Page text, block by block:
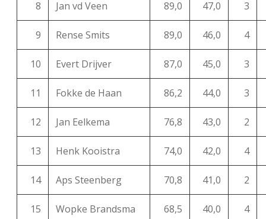
8 Jan vd Veen 89,0 47,0 3
9 Rense Smits 89,0 46,0 4
10 Evert Drijver 87,0 45,0 3
11 Fokke de Haan 86,2 44,0 3
12 Jan Eelkema 76,8 43,0 2
13 Henk Kooistra 74,0 42,0 4
14 Aps Steenberg 70,8 41,0 2
15 Wopke Brandsma 68,5 40,0 4